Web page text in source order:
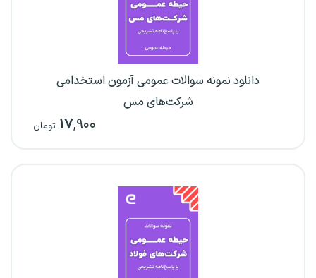
دانلود نمونه سوالات عمومی آزمون استخدامی
شرکت‌های مس
۱۷,۹۰۰ تومان